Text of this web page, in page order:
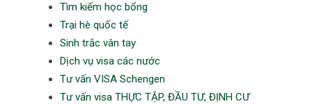
Tìm kiếm học bổng
Trại hè quốc tế
Sinh trắc vân tay
Dịch vụ visa các nước
Tư vấn VISA Schengen
Tư vấn visa THỰC TẬP, ĐẦU TƯ, ĐỊNH CƯ